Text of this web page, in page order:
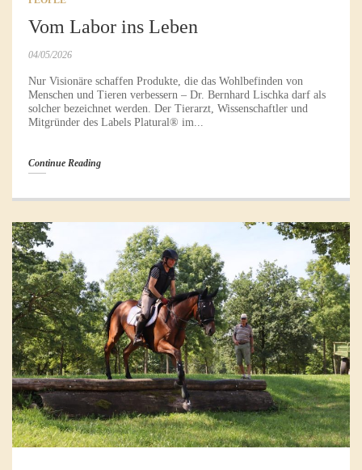
Vom Labor ins Leben
04/05/2026
Nur Visionäre schaffen Produkte, die das Wohlbefinden von
Menschen und Tieren verbessern – Dr. Bernhard Lischka darf als
solcher bezeichnet werden. Der Tierarzt, Wissenschaftler und
Mitgründer des Labels Platural® im...
Continue Reading